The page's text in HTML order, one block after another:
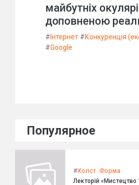
майбутніх
доповненою
# Інтернет #Конкуренція
#Google
Популярное
#Холст. Форма
Лекторій «Мистецтво